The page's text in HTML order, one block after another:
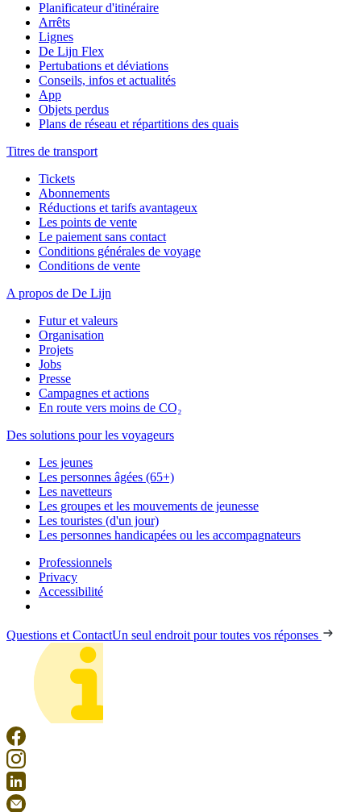
Planificateur d'itinéraire
Arrêts
Lignes
De Lijn Flex
Pertubations et déviations
Conseils, infos et actualités
App
Objets perdus
Plans de réseau et répartitions des quais
Titres de transport
Tickets
Abonnements
Réductions et tarifs avantageux
Les points de vente
Le paiement sans contact
Conditions générales de voyage
Conditions de vente
A propos de De Lijn
Futur et valeurs
Organisation
Projets
Jobs
Presse
Campagnes et actions
En route vers moins de CO₂
Des solutions pour les voyageurs
Les jeunes
Les personnes âgées (65+)
Les navetteurs
Les groupes et les mouvements de jeunesse
Les touristes (d'un jour)
Les personnes handicapées ou les accompagnateurs
Professionnels
Privacy
Accessibilité
Questions et ContactUn seul endroit pour toutes vos réponses